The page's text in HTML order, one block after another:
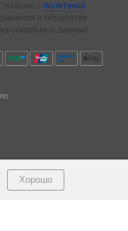
с политикой
хранения и обработки
данных
Хорошо